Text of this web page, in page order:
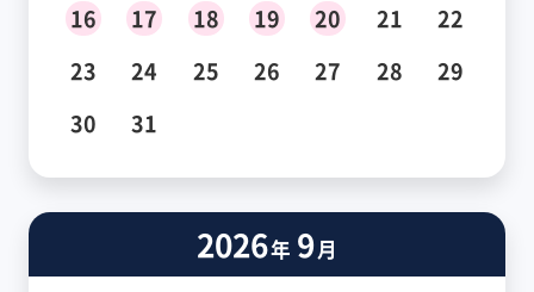
16
17 18 19 20 21
22
23
24 25 26 27 28
29
30
31
2026年 9月